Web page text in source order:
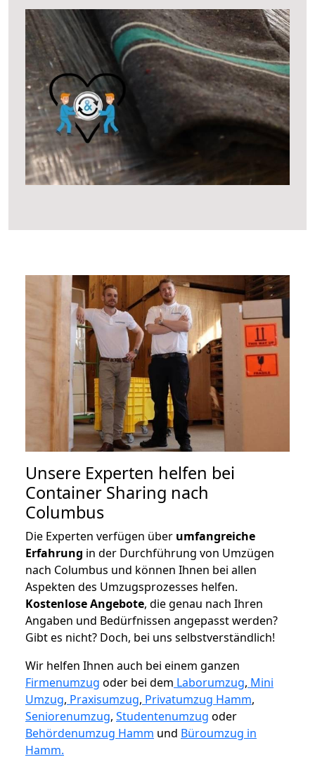
Unsere Experten helfen bei
Container Sharing nach
Columbus
Die Experten verfügen über umfangreiche
Erfahrung in der Durchführung von Umzügen
nach Columbus und können Ihnen bei allen
Aspekten des Umzugsprozesses helfen.
Kostenlose Angebote, die genau nach Ihren
Angaben und Bedürfnissen angepasst werden?
Gibt es nicht? Doch, bei uns selbstverständlich!
Wir helfen Ihnen auch bei einem ganzen
Firmenumzug oder bei dem Laborumzug, Mini
Umzug, Praxisumzug, Privatumzug Hamm,
Seniorenumzug, Studentenumzug oder
Behördenumzug Hamm und Büroumzug in
Hamm.